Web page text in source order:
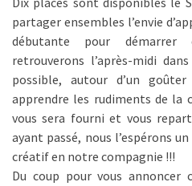
partager ensembles l’envie
débutante pour démarrer
retrouverons l’après-midi
possible, autour d’un
apprendre les rudiments de la
vous sera fourni et vous
ayant passé, nous l’espérons
créatif en notre compagnie !!!
Du coup pour vous annoncer